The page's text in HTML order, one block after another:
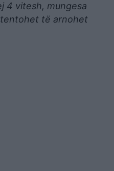
4 vitesh, mungesa
të arnohet